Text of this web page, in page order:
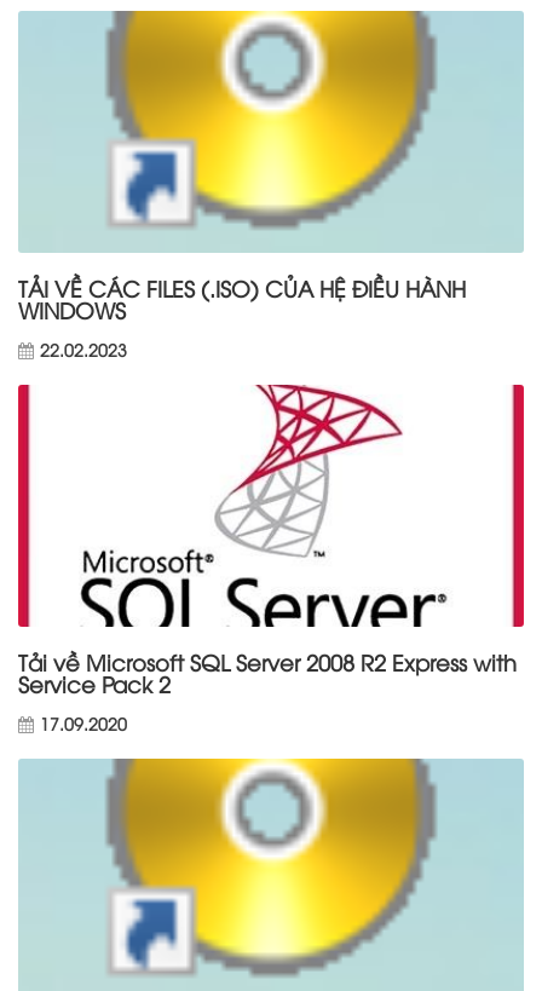
TẢI VỀ CÁC FILES (.ISO) CỦA HỆ ĐIỀU HÀNH
WINDOWS
22.02.2023
Tải về Microsoft SQL Server 2008 R2 Express with
Service Pack 2
17.09.2020